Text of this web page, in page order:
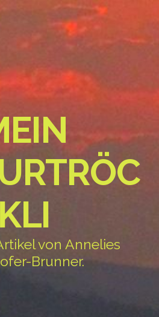
KLI
von Annelies
Brunner.